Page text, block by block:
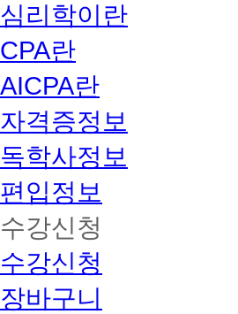
심리학이란
CPA란
AICPA란
자격증정보
독학사정보
편입정보
수강신청
수강신청
장바구니